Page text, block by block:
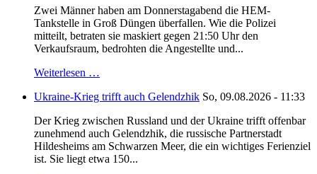
Zwei Männer haben am Donnerstagabend die HEM-
Tankstelle in Groß Düngen überfallen. Wie die Polizei
mitteilt, betraten sie maskiert gegen 21:50 Uhr den
Verkaufsraum, bedrohten die Angestellte und...
Weiterlesen …
Ukraine-Krieg trifft auch Gelendzhik So, 09.08.2026 - 11:33
Der Krieg zwischen Russland und der Ukraine trifft offenbar
zunehmend auch Gelendzhik, die russische Partnerstadt
Hildesheims am Schwarzen Meer, die ein wichtiges Ferienziel
ist. Sie liegt etwa 150...